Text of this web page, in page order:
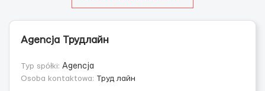
Agencja Трудлайн
Typ spółki: Agencja
Osoba kontaktowa: Труд лайн